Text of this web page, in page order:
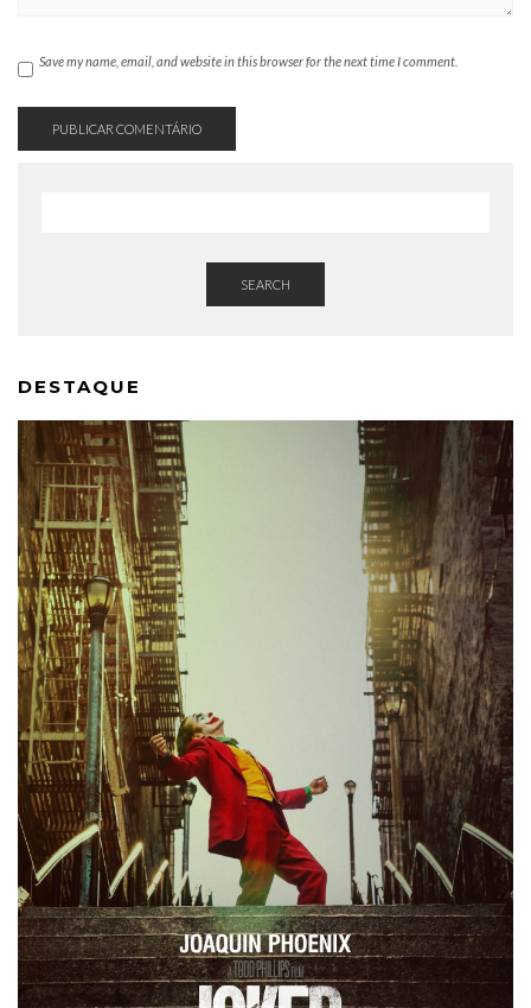
Save my name, email, and website in this browser for the next time I comment.
SEARCH
DESTAQUE